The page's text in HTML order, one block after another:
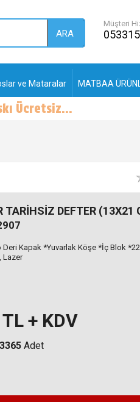
ARA
Müşteri
ve Mataralar MATBAA
TARİHSİZ DEFTER (13X21
Kapak *Yuvarlak Köşe *İç Blok
Lazer
TL + KDV
3365 Adet